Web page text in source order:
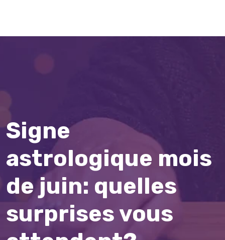
Signe
astrologique mois
de juin: quelles
surprises vous